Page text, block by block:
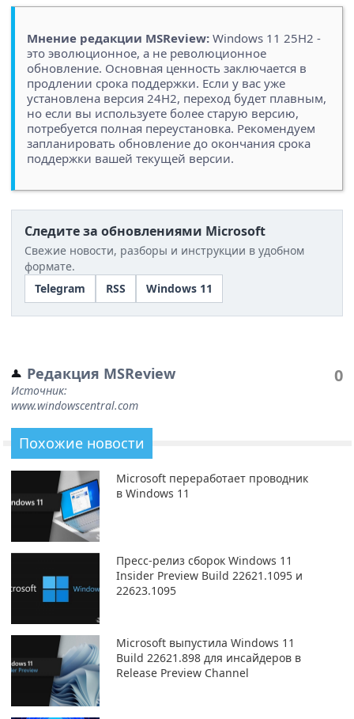
Мнение редакции MSReview: Windows 11 25H2 -
это эволюционное, а не революционное
обновление. Основная ценность заключается в
продлении срока поддержки. Если у вас уже
установлена версия 24H2, переход будет плавным,
но если вы используете более старую версию,
потребуется полная переустановка. Рекомендуем
запланировать обновление до окончания срока
поддержки вашей текущей версии.
Следите за обновлениями Microsoft
Свежие новости, разборы и инструкции в удобном
формате.
Telegram
RSS Windows 11
Редакция MSReview
Источник:
www.windowscentral.com
0
Похожие новости
Microsoft переработает проводник
в Windows 11
Пресс-релиз сборок Windows 11
Insider Preview Build 22621.1095 и
22623.1095
Microsoft выпустила Windows 11
Build 22621.898 для инсайдеров в
Release Preview Channel